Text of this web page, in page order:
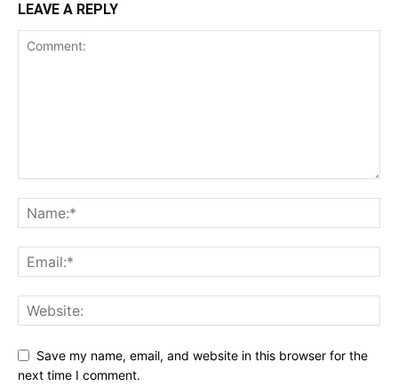
LEAVE A REPLY
Save my name, email, and website in this browser for the
next time I comment.